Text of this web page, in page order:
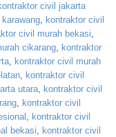
civil jakarta
, kontraktor civil
civil murah bekasi,
cikarang, kontraktor
, kontraktor civil murah
, kontraktor civil
utara, kontraktor civil
, kontraktor civil
, kontraktor civil
bekasi, kontraktor civil